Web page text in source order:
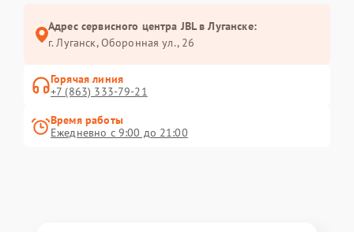
Адрес сервисного центра JBL в Луганске:
г. Луганск, Оборонная ул., 26
Горячая линия
+7 (863) 333-79-21
Время работы
Ежедневно с 9:00 до 21:00